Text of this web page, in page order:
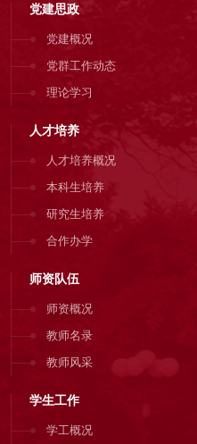
党建思政
党建概况
党群工作动态
理论学习
人才培养
人才培养概况
本科生培养
研究生培养
合作办学
师资队伍
师资概况
教师名录
教师风采
学生工作
学工概况